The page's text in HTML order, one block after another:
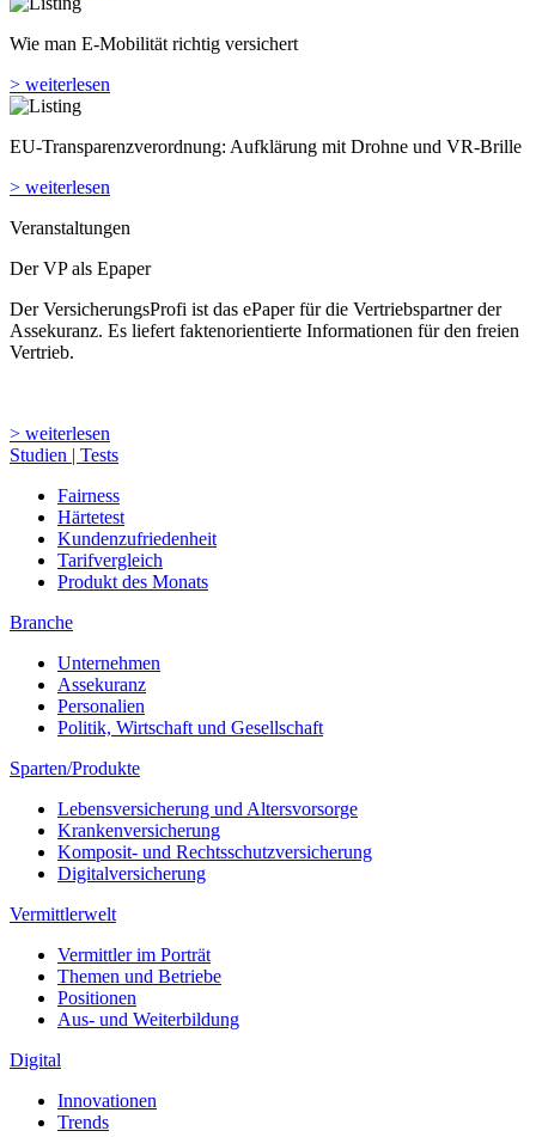
Wie man E-Mobilität richtig versichert
> weiterlesen
EU-Transparenzverordnung: Aufklärung mit Drohne und VR-Brille
> weiterlesen
Veranstaltungen
Der VP als Epaper
Der VersicherungsProfi ist das ePaper für die Vertriebspartner der
Assekuranz. Es liefert faktenorientierte Informationen für den freien
Vertrieb.
> weiterlesen
Studien | Tests
Fairness
Härtetest
Kundenzufriedenheit
Tarifvergleich
Produkt des Monats
Branche
Unternehmen
Assekuranz
Personalien
Politik, Wirtschaft und Gesellschaft
Sparten/Produkte
Lebensversicherung und Altersvorsorge
Krankenversicherung
Komposit- und Rechtsschutzversicherung
Digitalversicherung
Vermittlerwelt
Vermittler im Porträt
Themen und Betriebe
Positionen
Aus- und Weiterbildung
Digital
Innovationen
Trends